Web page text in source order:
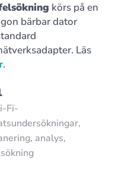
körs på en
bärbar dator
Läs
.
Fi-
analys,